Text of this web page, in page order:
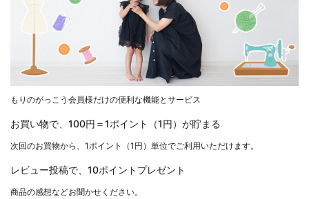
もりのがっこう会員様だけの便利な機能とサービス
お買い物で、100円＝1ポイント（1円）が貯まる
次回のお買物から、 1ポイント（1円） 単位でご利用いただけます。
レビュー投稿で、10ポイントプレゼント
商品の感想などお聞かせください。